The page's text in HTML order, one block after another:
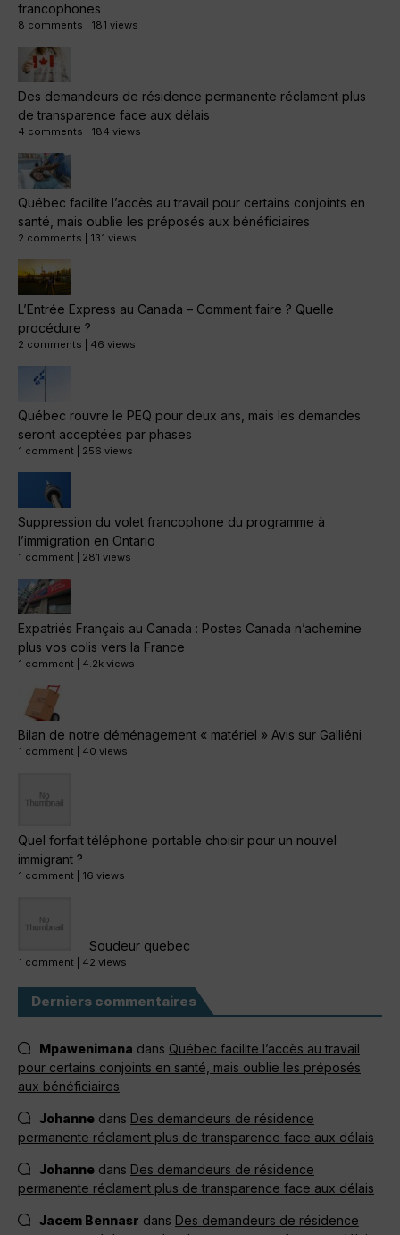
francophones
8 comments 181 views
Des demandeurs de résidence permanente réclament plus
de transparence face aux délais
4 comments 184 views
Québec facilite l’accès au travail pour certains conjoints en
santé, mais oublie les préposés aux bénéficiaires
2 comments 131 views
L’Entrée Express au Canada – Comment faire ? Quelle
procédure ?
2 comments 46 views
Québec rouvre le PEQ pour deux ans, mais les demandes
seront acceptées par phases
1 comment 256 views
Suppression du volet francophone du programme à
l’immigration en Ontario
1 comment 281 views
Expatriés Français au Canada : Postes Canada n’achemine
plus vos colis vers la France
1 comment 4.2k views
Bilan de notre déménagement « matériel » Avis sur Galliéni
1 comment 40 views
Quel forfait téléphone portable choisir pour un nouvel
immigrant ?
1 comment 16 views
Soudeur quebec
1 comment 42 views
Derniers commentaires
Mpawenimana dans Québec facilite l’accès au travail
pour certains conjoints en santé, mais oublie les préposés
aux bénéficiaires
Johanne dans Des demandeurs de résidence
permanente réclament plus de transparence face aux délais
Johanne dans Des demandeurs de résidence
permanente réclament plus de transparence face aux délais
Jacem Bennasr dans Des demandeurs de résidence